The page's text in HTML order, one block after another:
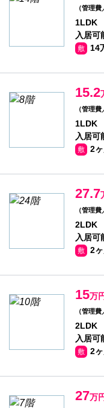
（管理
1LDK
入居可
敷 14
15.2
（管理
1LDK
入居可
敷 2
27.7
（管理
2LDK
入居可
敷 2
15万
（管理
2LDK
入居可
敷 2
27万